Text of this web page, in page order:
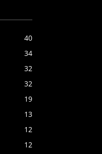
40
34
32
32
19
13
12
12